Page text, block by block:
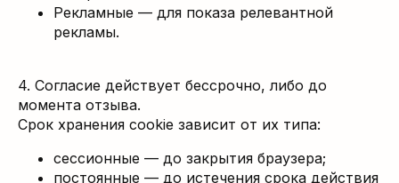
Рекламные — для показа релевантной
рекламы.
4. Согласие действует бессрочно, либо до
момента отзыва.
Срок хранения cookie зависит от их типа:
сессионные — до закрытия браузера;
постоянные — до истечения срока действия